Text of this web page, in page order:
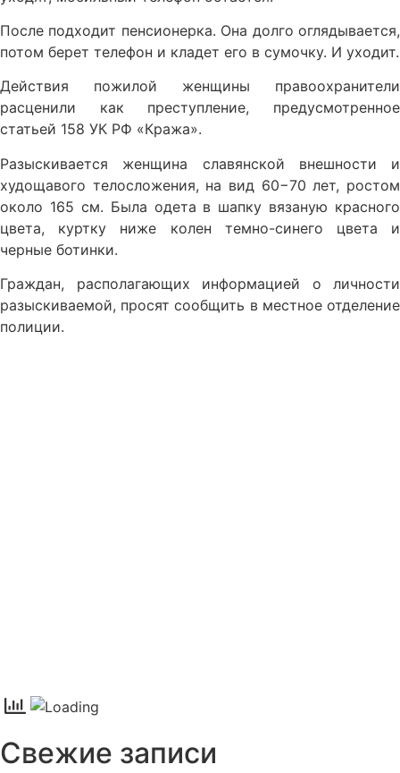
После подходит пенсионерка. Она долго оглядывается,
потом берет телефон и кладет его в сумочку. И уходит.
Действия пожилой женщины правоохранители
расценили как преступление, предусмотренное
статьей 158 УК РФ «Кража».
Разыскивается женщина славянской внешности и
худощавого телосложения, на вид 60−70 лет, ростом
около 165 см. Была одета в шапку вязаную красного
цвета, куртку ниже колен темно-синего цвета и
черные ботинки.
Граждан, располагающих информацией о личности
разыскиваемой, просят сообщить в местное отделение
полиции.
Свежие записи